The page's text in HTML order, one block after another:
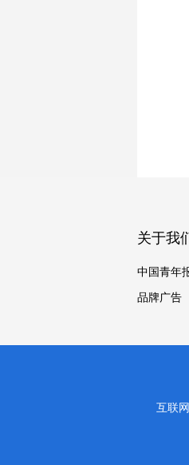
关于我
中国青年
品牌广告
互联